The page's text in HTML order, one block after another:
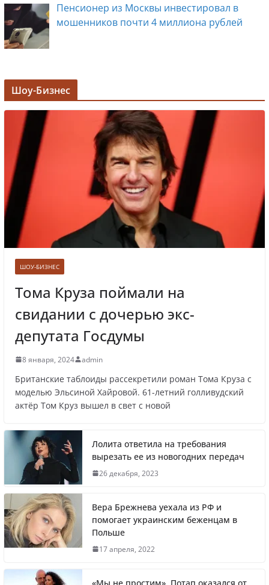
Пенсионер из Москвы инвестировал в
мошенников почти 4 миллиона рублей
Задержана мэр Кургана Елена Ситникова, в
её кабинете прошли обыски
Лолита ответила на требования вырезать
ее из новогодних передач
Врач назвал самые вредные продукты для
Врачи рассказали о состоянии младенца,
которого бросили замерзать на остановке
Названы регионы России, где
продолжилась мобилизация
Что заявил многолетний друг Путина
Житель Швеции продал яхту и купил
Шоу-Бизнес
ШОУ-БИЗНЕС
Тома Круза поймали на
свидании с дочерью экс-
депутата Госдумы
8 января, 2024 admin
Британские таблоиды рассекретили роман Тома Круза с
моделью Эльсиной Хайровой. 61-летний голливудский
актёр Том Круз вышел в свет с новой
Лолита ответила на требования
вырезать ее из новогодних передач
26 декабря, 2023
Вера Брежнева уехала из РФ и
помогает украинским беженцам в
Польше
17 апреля, 2022